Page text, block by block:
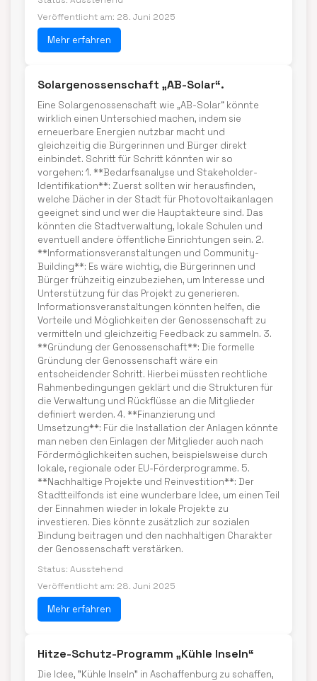
Veröffentlicht am: 28. Juni 2025
Mehr erfahren
Solargenossenschaft „AB-Solar“.
Eine Solargenossenschaft wie „AB-Solar“ könnte
wirklich einen Unterschied machen, indem sie
erneuerbare Energien nutzbar macht und
gleichzeitig die Bürgerinnen und Bürger direkt
einbindet. Schritt für Schritt könnten wir so
vorgehen: 1. **Bedarfsanalyse und Stakeholder-
Identifikation**: Zuerst sollten wir herausfinden,
welche Dächer in der Stadt für Photovoltaikanlagen
geeignet sind und wer die Hauptakteure sind. Das
könnten die Stadtverwaltung, lokale Schulen und
eventuell andere öffentliche Einrichtungen sein. 2.
**Informationsveranstaltungen und Community-
Building**: Es wäre wichtig, die Bürgerinnen und
Bürger frühzeitig einzubeziehen, um Interesse und
Unterstützung für das Projekt zu generieren.
Informationsveranstaltungen könnten helfen, die
Vorteile und Möglichkeiten der Genossenschaft zu
vermitteln und gleichzeitig Feedback zu sammeln. 3.
**Gründung der Genossenschaft**: Die formelle
Gründung der Genossenschaft wäre ein
entscheidender Schritt. Hierbei müssten rechtliche
Rahmenbedingungen geklärt und die Strukturen für
die Verwaltung und Rückflüsse an die Mitglieder
definiert werden. 4. **Finanzierung und
Umsetzung**: Für die Installation der Anlagen könnte
man neben den Einlagen der Mitglieder auch nach
Fördermöglichkeiten suchen, beispielsweise durch
lokale, regionale oder EU-Förderprogramme. 5.
**Nachhaltige Projekte und Reinvestition**: Der
Stadtteilfonds ist eine wunderbare Idee, um einen Teil
der Einnahmen wieder in lokale Projekte zu
investieren. Dies könnte zusätzlich zur sozialen
Bindung beitragen und den nachhaltigen Charakter
der Genossenschaft verstärken.
Status: Ausstehend
Veröffentlicht am: 28. Juni 2025
Mehr erfahren
Hitze-Schutz-Programm „Kühle Inseln“
Die Idee, "Kühle Inseln" in Aschaffenburg zu schaffen,